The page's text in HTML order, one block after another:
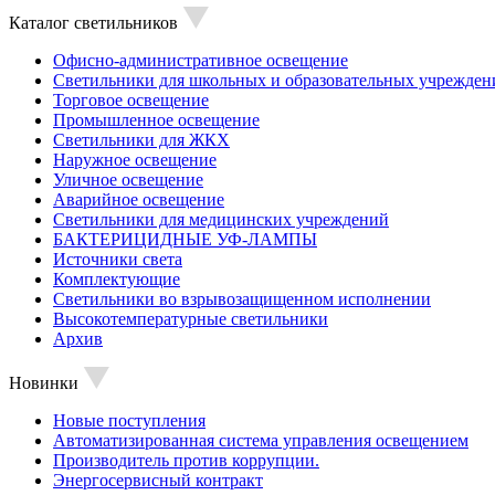
Каталог светильников
Офисно-административное освещение
Светильники для школьных и образовательных
Торговое освещение
Промышленное освещение
Светильники для ЖКХ
Наружное освещение
Уличное освещение
Аварийное освещение
Светильники для медицинских учреждений
БАКТЕРИЦИДНЫЕ УФ-ЛАМПЫ
Источники света
Комплектующие
Светильники во взрывозащищенном исполнении
Высокотемпературные светильники
Архив
Новинки
Новые поступления
Автоматизированная система управления освещением
Производитель против коррупции.
Энергосервисный контракт